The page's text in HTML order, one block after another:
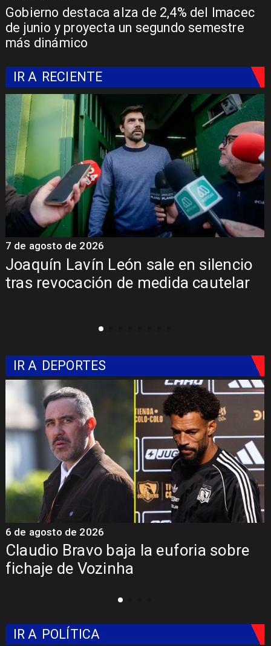
Gobierno destaca alza de 2,4% del Imacec
de junio y proyecta un segundo semestre
más dinámico
IR A RECIENTE
Joaquín Lavín León sale en silencio
tras revocación de medida cautelar
7 de agosto de 2026
IR A DEPORTES
Claudio Bravo baja la euforia sobre
fichaje de Vozinha
6 de agosto de 2026
IR A POLÍTICA